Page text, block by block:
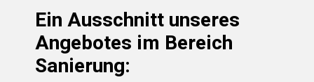
Ein Ausschnitt unseres
Angebotes im Bereich
Sanierung: